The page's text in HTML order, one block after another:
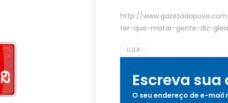
http://
ter-que-matar-gente-diz-
LULA
Escreva
O seu endereço de e-